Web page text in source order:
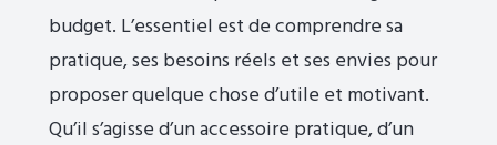
budget. L’essentiel est de comprendre sa
pratique, ses besoins réels et ses envies pour
proposer quelque chose d’utile et motivant.
Qu’il s’agisse d’un accessoire pratique, d’un